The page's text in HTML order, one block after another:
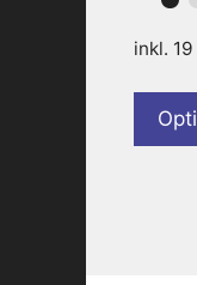
inkl.